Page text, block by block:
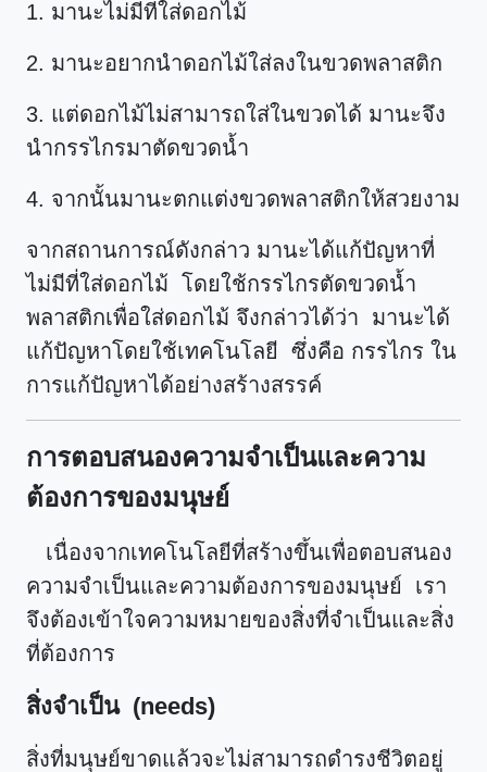
1. มานะไม่มีที่ใส่ดอกไม้
2. มานะอยากนำดอกไม้ใส่ลงในขวดพลาสติก
3. แต่ดอกไม้ไม่สามารถใส่ในขวดได้ มานะจึง
นำกรรไกรมาตัดขวดน้ำ
4. จากนั้นมานะตกแต่งขวดพลาสติกให้สวยงาม
จากสถานการณ์ดังกล่าว มานะได้แก้ปัญหาที่
ไม่มีที่ใส่ดอกไม้ โดยใช้กรรไกรตัดขวดน้ำ
พลาสติกเพื่อใส่ดอกไม้ จึงกล่าวได้ว่า มานะได้
แก้ปัญหาโดยใช้เทคโนโลยี ซึ่งคือ กรรไกร ใน
การแก้ปัญหาได้อย่างสร้างสรรค์
การตอบสนองความจำเป็นและความ
ต้องการของมนุษย์
เนื่องจากเทคโนโลยีที่สร้างขึ้นเพื่อตอบสนอง
ความจำเป็นและความต้องการของมนุษย์ เรา
จึงต้องเข้าใจความหมายของสิ่งที่จำเป็นและสิ่ง
ที่ต้องการ
สิ่งจำเป็น (needs)
สิ่งที่มนุษย์ขาดแล้วจะไม่สามารถดำรงชีวิตอยู่